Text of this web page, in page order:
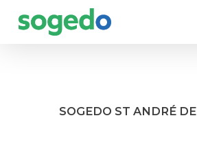
SOGEDO ST ANDRÉ